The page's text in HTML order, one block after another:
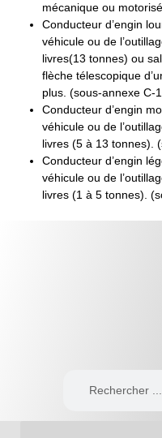
mécanique ou
Conducteur d’engin
véhicule ou de
livres(13 tonnes) ou
flèche télescopique
plus. (sous-annexe C-
Conducteur d’engin
véhicule ou de
livres (5 à 13 tonnes).
Conducteur d’engin
véhicule ou de
livres (1 à 5 tonnes).